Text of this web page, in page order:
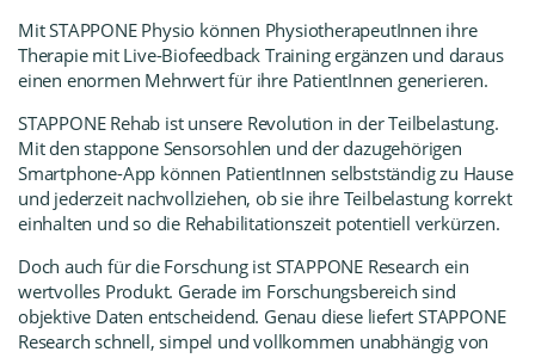
MitSTAPPONE Physio können PhysiotherapeutInnen ihre
Therapie mit Live-Biofeedback Training ergänzen und daraus
einen enormen Mehrwert für ihre PatientInnen generieren.
STAPPONE Rehab ist unsere Revolution in der Teilbelastung.
Mit den stappone Sensorsohlen und der dazugehörigen
Smartphone-App können PatientInnen selbstständig zu Hause
und jederzeit nachvollziehen, ob sie ihre Teilbelastung korrekt
einhalten und so die Rehabilitationszeit potentiell verkürzen.
Doch auch für die Forschung ist STAPPONE Research ein
wertvolles Produkt. Gerade im Forschungsbereich sind
objektive Daten entscheidend. Genau diese liefert STAPPONE
Research schnell, simpel und vollkommen unabhängig von